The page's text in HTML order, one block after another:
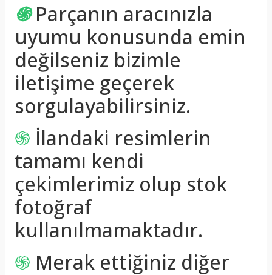
֍ Parçanın aracınızla
uyumu konusunda emin
değilseniz bizimle
iletişime geçerek
sorgulayabilirsiniz.
֍ İlandaki resimlerin
tamamı kendi
çekimlerimiz olup stok
fotoğraf
kullanılmamaktadır.
֍ Merak ettiğiniz diğer